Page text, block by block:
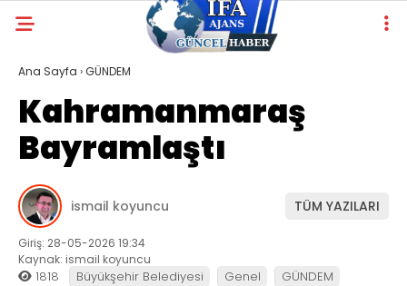
Ana Sayfa ›GÜNDEM
Kahramanmaraş
Bayramlaştı
ismail koyuncu TÜM YAZILARI
Giriş: 28-05-2026 19:34
Kaynak: ismail koyuncu
1818 Büyükşehir Belediyesi Genel GÜNDEM